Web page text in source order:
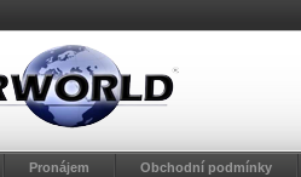
Pronájem Obchodní podmínky